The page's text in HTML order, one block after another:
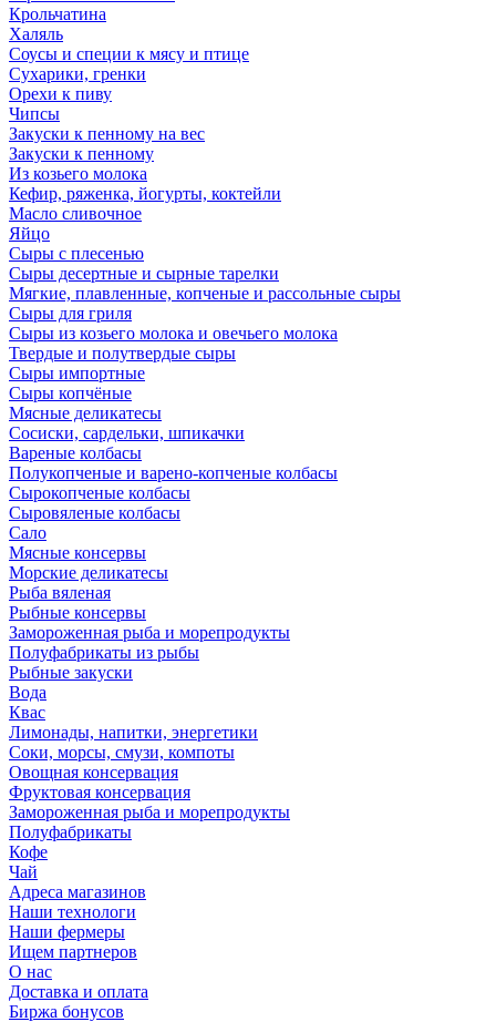
Крольчатина
Халяль
Соусы и специи к мясу и птице
Сухарики, гренки
Орехи к пиву
Чипсы
Закуски к пенному на вес
Закуски к пенному
Из козьего молока
Кефир, ряженка, йогурты, коктейли
Масло сливочное
Яйцо
Сыры с плесенью
Сыры десертные и сырные тарелки
Мягкие, плавленные, копченые и рассольные сыры
Сыры для гриля
Сыры из козьего молока и овечьего молока
Твердые и полутвердые сыры
Сыры импортные
Сыры копчёные
Мясные деликатесы
Сосиски, сардельки, шпикачки
Вареные колбасы
Полукопченые и варено-копченые колбасы
Сырокопченые колбасы
Сыровяленые колбасы
Сало
Мясные консервы
Морские деликатесы
Рыба вяленая
Рыбные консервы
Замороженная рыба и морепродукты
Полуфабрикаты из рыбы
Рыбные закуски
Вода
Квас
Лимонады, напитки, энергетики
Соки, морсы, смузи, компоты
Овощная консервация
Фруктовая консервация
Замороженная рыба и морепродукты
Полуфабрикаты
Кофе
Чай
Адреса магазинов
Наши технологи
Наши фермеры
Ищем партнеров
О нас
Доставка и оплата
Биржа бонусов